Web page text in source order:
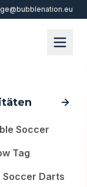
Soccer
Tag
Soccer Darts